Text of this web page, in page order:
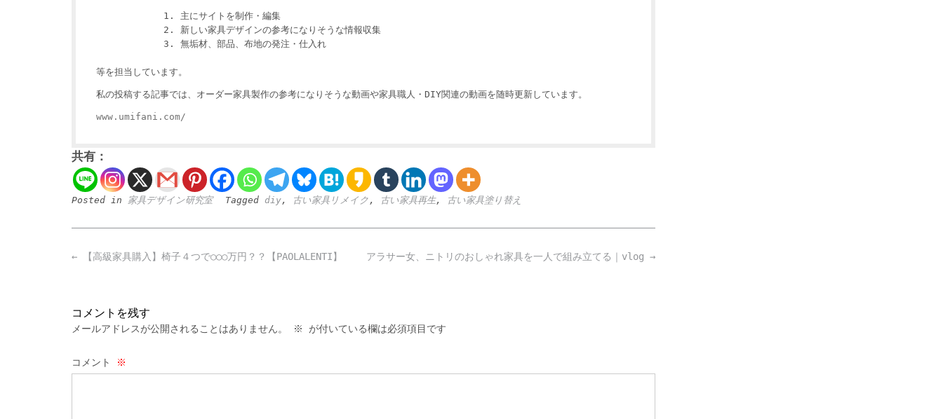
主にサイトを制作・編集
新しい家具デザインの参考になりそうな情報収集
無垢材、部品、布地の発注・仕入れ
等を担当しています。
私の投稿する記事では、オーダー家具製作の参考になりそうな動画や家具職人・DIY関連の動画を随時更新しています。
www.umifani.com/
共有：
Posted in 家具デザイン研究室 Tagged diy, 古い家具リメイク , 古い家具再生, 古い家具塗り替え
Post
アラサー女、ニトリのおしゃれ家具を一人で組み立てる｜vlog→
← 【高級家具購入】椅子４つで○○○万円？？【PAOLALENTI】
コメントを残す
メールアドレスが公開されることはありません。 ※ が付いている欄は必須項目です
コメント ※